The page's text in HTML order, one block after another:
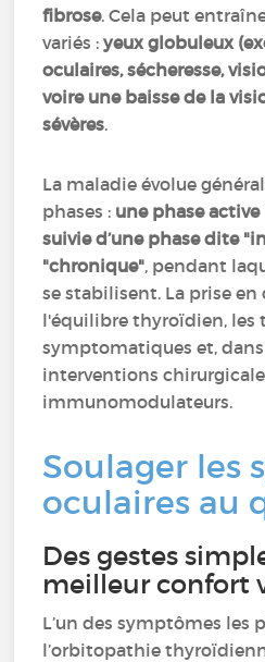
fibrose. Cela peut
variés :yeux globuleux
oculaires, sécheresse,
voire une baisse de la
sévères.
La maladie évolue
phases : une phase
suivie d’une phase dite
"chronique", pendant
se stabilisent. La prise en
l'équilibre thyroïdien, les
symptomatiques et, dans
interventions
immunomodulateurs.
Soulager les
oculaires au
Des gestes
meilleur confort
L’un des symptômes les
l’orbitopathie